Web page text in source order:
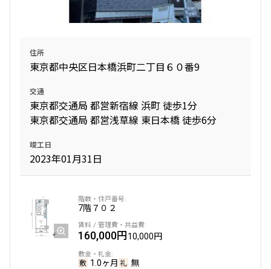
385件
住所
東京都中央区日本橋浜町二丁目６０番9
交通
東京都交通局 都営新宿線 浜町 徒歩1分
東京都交通局 都営浅草線 東日本橋 徒歩6分
竣工日
2023年01月31日
7階７０２
160,000円10,000円
1.0ヶ月 無